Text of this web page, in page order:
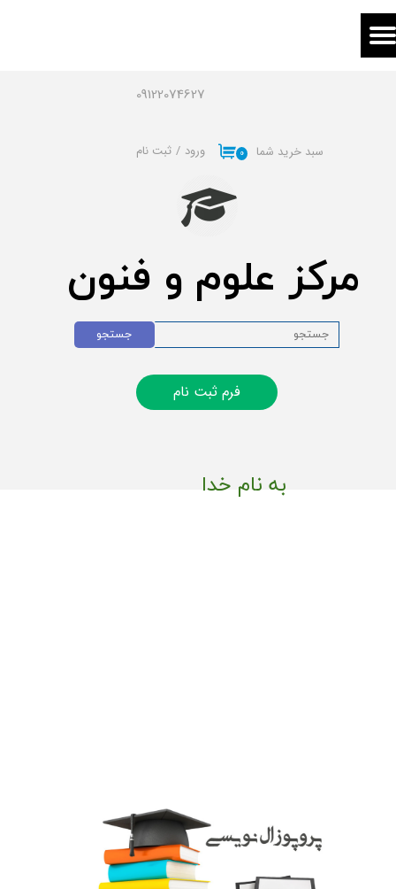
09122074627
مرکز علوم و فنون
۰ سبد خرید شما ورود / ثبت نام
حساب کاربری من
خروج از حساب کاربری
فرم ثبت نام
جستجو
به نام خدا